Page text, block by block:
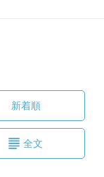
新着順
全文